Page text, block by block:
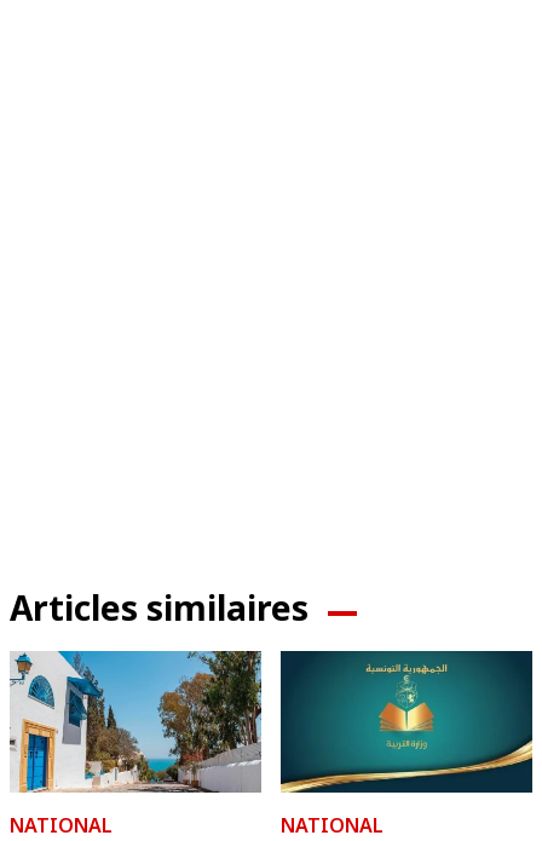
Articles similaires
NATIONAL NATIONAL